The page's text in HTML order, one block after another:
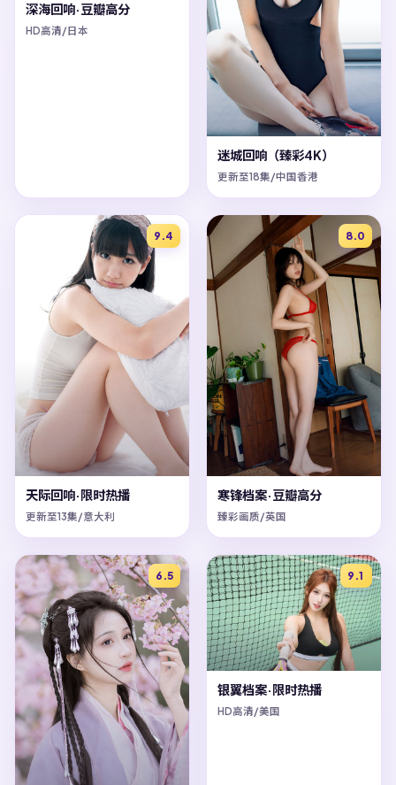
深海回响·豆瓣高分
HD高清/日本
迷城回响（臻彩4K）
更新至18集/中国香港
9.4
天际回响·限时热播
更新至13集/意大利
8.0
寒锋档案·豆瓣高分
臻彩画质/英国
6.5 9.1
银翼档案·限时热播
HD高清/美国